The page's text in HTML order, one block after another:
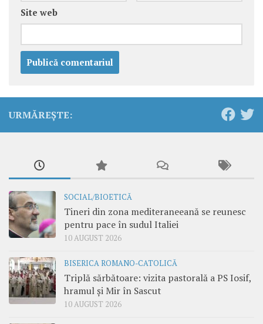
Site web
URMĂREȘTE:
SOCIAL/BIOETICĂ
Tineri din zona mediteraneeană se reunesc
pentru pace în sudul Italiei
10 AUGUST 2026
BISERICA ROMANO-CATOLICĂ
Triplă sărbătoare: vizita pastorală a PS Iosif,
hramul și Mir în Sascut
10 AUGUST 2026